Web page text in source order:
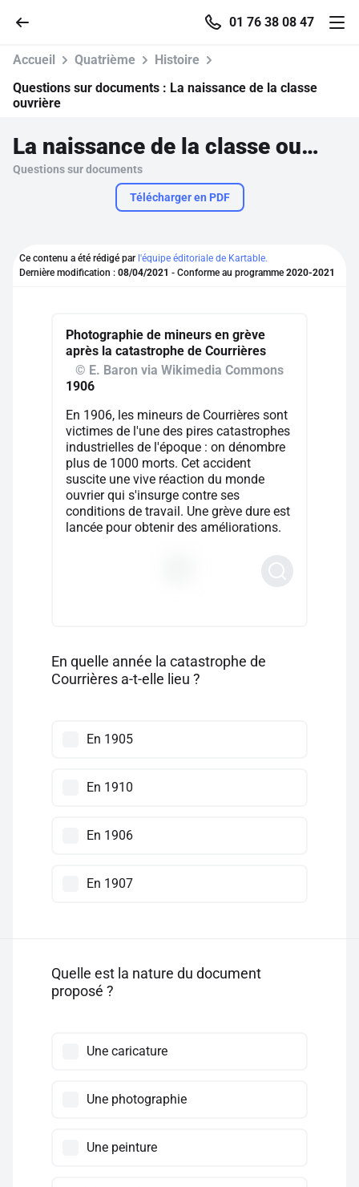
01 76 38 08 47
Parcourir
Se connecter
Pour profiter de 10 contenus offerts.
Accueil Quatrième
Histoire
Questions sur documents : La naissance de la classe
ouvrière
La naissance de la classe ouvrière
Questions sur documents
Télécharger en PDF
Ce contenu a été rédigé par l'équipe éditoriale de Kartable.
Dernière modification : 08/04/2021 - Conforme au programme 2020-2021
Photographie de mineurs en grève
après la catastrophe de Courrières
© E. Baron via Wikimedia Commons
1906
En 1906, les mineurs de Courrières sont
victimes de l'une des pires catastrophes
industrielles de l'époque : on dénombre
plus de 1000 morts. Cet accident
suscite une vive réaction du monde
ouvrier qui s'insurge contre ses
conditions de travail. Une grève dure est
lancée pour obtenir des améliorations.
En quelle année la catastrophe de
Courrières a-t-elle lieu ?
En 1905
En 1910
En 1906
En 1907
Quelle est la nature du document
proposé ?
Une caricature
Une photographie
Une peinture